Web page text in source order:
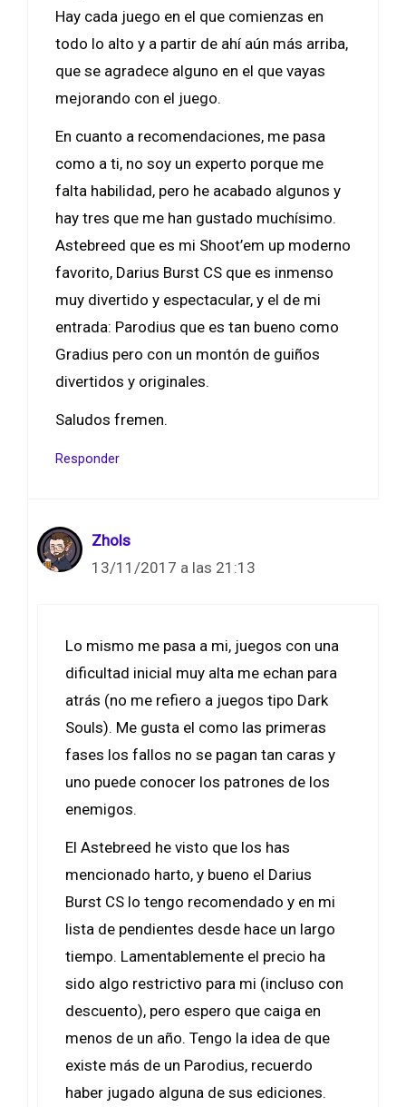
Hay cada juego en el que comienzas en
todo lo alto y a partir de ahí aún más arriba,
que se agradece alguno en el que vayas
mejorando con el juego.
En cuanto a recomendaciones, me pasa
como a ti, no soy un experto porque me
falta habilidad, pero he acabado algunos y
hay tres que me han gustado muchísimo.
Astebreed que es mi Shoot’em up moderno
favorito, Darius Burst CS que es inmenso
muy divertido y espectacular, y el de mi
entrada: Parodius que es tan bueno como
Gradius pero con un montón de guiños
divertidos y originales.
Saludos fremen.
Responder
Zhols
13/11/2017 a las 21:13
Lo mismo me pasa a mi, juegos con una
dificultad inicial muy alta me echan para
atrás (no me refiero a juegos tipo Dark
Souls). Me gusta el como las primeras
fases los fallos no se pagan tan caras y
uno puede conocer los patrones de los
enemigos.
El Astebreed he visto que los has
mencionado harto, y bueno el Darius
Burst CS lo tengo recomendado y en mi
lista de pendientes desde hace un largo
tiempo. Lamentablemente el precio ha
sido algo restrictivo para mi (incluso con
descuento), pero espero que caiga en
menos de un año. Tengo la idea de que
existe más de un Parodius, recuerdo
haber jugado alguna de sus ediciones.